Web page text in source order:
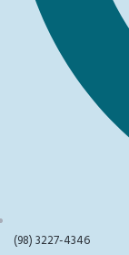
(98) 3227-4346